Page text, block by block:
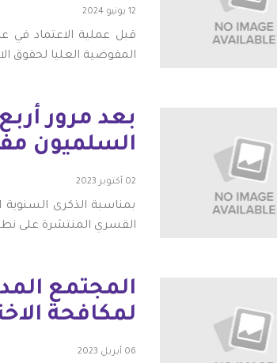
12 يونيو 2024
المفوضية العليا لحقوق
بعد مرور
السلميون
02 أكتوبر 2023
بمناسبة الذكرى السنوية
القسري المنتشرة على
المجتمع
لمكافحة
06 أبريل 2023